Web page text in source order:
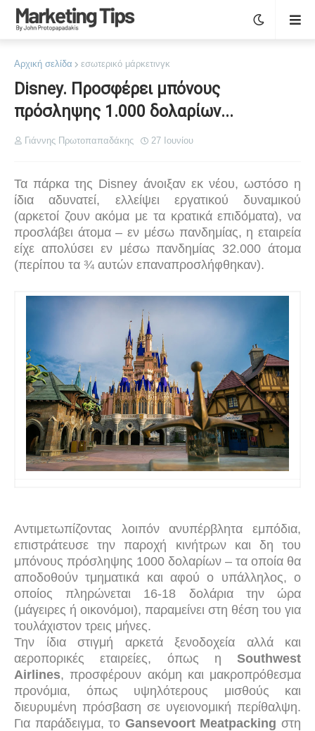
Αρχική σελίδα εσωτερικό μάρκετινγκ
Disney. Προσφέρει μπόνους
πρόσληψης 1.000 δολαρίων...
Γιάννης Πρωτοπαπαδάκης 27 Ιουνίου
Τα πάρκα της Disney άνοιξαν εκ νέου, ωστόσο η
ίδια αδυνατεί, ελλείψει εργατικού δυναμικού
(αρκετοί ζουν ακόμα με τα κρατικά επιδόματα), να
προσλάβει άτομα – εν μέσω πανδημίας, η εταιρεία
είχε απολύσει εν μέσω πανδημίας 32.000 άτομα
(περίπου τα ¾ αυτών επαναπροσλήφθηκαν).
Αντιμετωπίζοντας λοιπόν ανυπέρβλητα εμπόδια,
επιστράτευσε την παροχή κινήτρων και δη του
μπόνους πρόσληψης 1000 δολαρίων – τα οποία θα
αποδοθούν τμηματικά και αφού ο υπάλληλος, ο
οποίος πληρώνεται 16-18 δολάρια την ώρα
(μάγειρες ή οικονόμοι), παραμείνει στη θέση του για
τουλάχιστον τρεις μήνες.
Την ίδια στιγμή αρκετά ξενοδοχεία αλλά και
αεροπορικές εταιρείες, όπως η Southwest
Airlines, προσφέρουν ακόμη και μακροπρόθεσμα
προνόμια, όπως υψηλότερους μισθούς και
διευρυμένη πρόσβαση σε υγειονομική περίθαλψη.
Για παράδειγμα, το Gansevoort Meatpacking στη